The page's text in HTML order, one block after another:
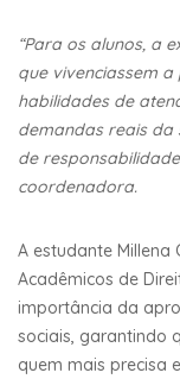
“Para os alunos, a
que vivenciassem
habilidades de
demandas reais da
de
coordenadora.
A estudante Millena
Acadêmicos de
importância da
sociais, garantindo
quem mais precisa